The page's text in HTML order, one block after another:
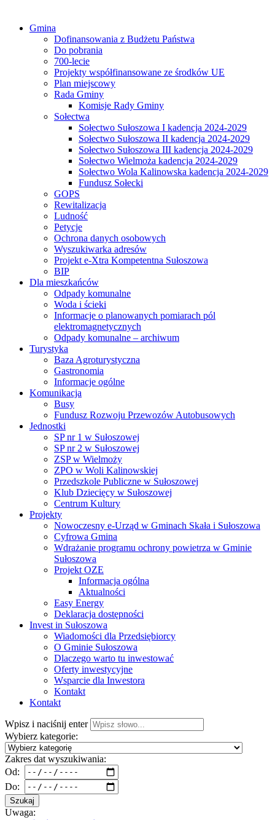
Gmina
Dofinansowania z Budżetu Państwa
Do pobrania
700-lecie
Projekty współfinansowane ze środków UE
Plan miejscowy
Rada Gminy
Komisje Rady Gminy
Sołectwa
Sołectwo Sułoszowa I kadencja 2024-2029
Sołectwo Sułoszowa II kadencja 2024-2029
Sołectwo Sułoszowa III kadencja 2024-2029
Sołectwo Wielmoża kadencja 2024-2029
Sołectwo Wola Kalinowska kadencja 2024-2029
Fundusz Sołecki
GOPS
Rewitalizacja
Ludność
Petycje
Ochrona danych osobowych
Wyszukiwarka adresów
Projekt e-Xtra Kompetentna Sułoszowa
BIP
Dla mieszkańców
Odpady komunalne
Woda i ścieki
Informacje o planowanych pomiarach pól
elektromagnetycznych
Odpady komunalne – archiwum
Turystyka
Baza Agroturystyczna
Gastronomia
Informacje ogólne
Komunikacja
Busy
Fundusz Rozwoju Przewozów Autobusowych
Jednostki
SP nr 1 w Sułoszowej
SP nr 2 w Sułoszowej
ZSP w Wielmoży
ZPO w Woli Kalinowskiej
Przedszkole Publiczne w Sułoszowej
Klub Dziecięcy w Sułoszowej
Centrum Kultury
Projekty
Nowoczesny e-Urząd w Gminach Skała i Sułoszowa
Cyfrowa Gmina
Wdrażanie programu ochrony powietrza w Gminie
Sułoszowa
Projekt OZE
Informacja ogólna
Aktualności
Easy Energy
Deklaracja dostępności
Invest in Sułoszowa
Wiadomości dla Przedsiębiorcy
O Gminie Sułoszowa
Dlaczego warto tu inwestować
Oferty inwestycyjne
Wsparcie dla Inwestora
Kontakt
Kontakt
Wpisz i naciśnij enter
Wybierz kategorie:
Zakres dat wyszukiwania:
Od:
Do:
Szukaj
Uwaga: